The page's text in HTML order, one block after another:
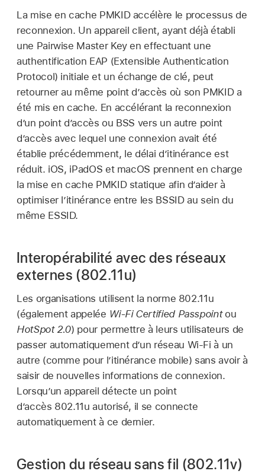
La mise en cache PMKID accélère le processus de
reconnexion. Un appareil client, ayant déjà établi
une Pairwise Master Key en effectuant une
authentification EAP (Extensible Authentication
Protocol) initiale et un échange de clé, peut
retourner au même point dʼaccès où son PMKID a
été mis en cache. En accélérant la reconnexion
d’un point d’accès ou BSS vers un autre point
d’accès avec lequel une connexion avait été
établie précédemment, le délai d’itinérance est
réduit. iOS, iPadOS et macOS prennent en charge
la mise en cache PMKID statique afin d’aider à
optimiser l’itinérance entre les BSSID au sein du
même ESSID.
Interopérabilité avec des réseaux
externes (802.11u)
Les organisations utilisent la norme 802.11u
(également appelée Wi-FiCertified Passpointou
HotSpot 2.0) pour permettre à leurs utilisateurs de
passer automatiquement d’un réseau Wi-Fi à un
autre (comme pour l’itinérance mobile) sans avoir à
saisir de nouvelles informations de connexion.
Lorsqu’un appareil détecte un point
d’accès 802.11u autorisé, il se connecte
automatiquement à ce dernier.
Gestion du réseau sans fil (802.11v)